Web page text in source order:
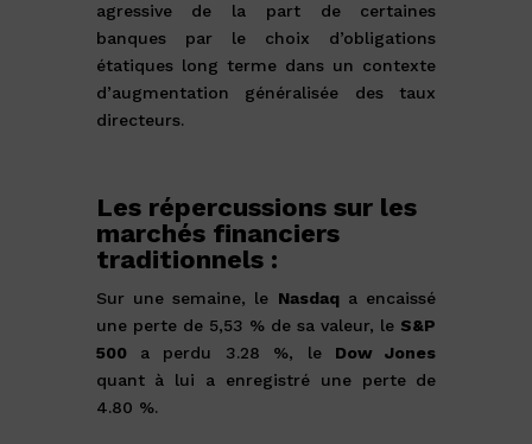
agressive de la part de certaines
banques par le choix d’obligations
étatiques long terme dans un contexte
d’augmentation généralisée des taux
directeurs.
Les répercussions sur les
marchés financiers
traditionnels :
Sur une semaine, le Nasdaqa encaissé
une perte de 5,53 % de sa valeur, le S&P
500a perdu 3.28 %, le Dow Jones
quant à lui a enregistré une perte de
4.80 %.